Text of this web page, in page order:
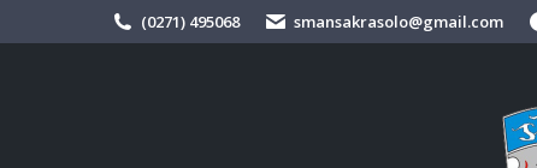
(0271) 495068 smansakrasolo@gmail.com